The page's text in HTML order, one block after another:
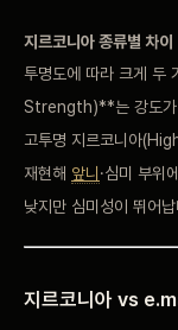
지르코니아 종류별 차이
투명도에 따라 크게 두
Strength)**는 강도
고투명 지르코니아
재현해 앞니 ·심미 부위에
낮지만 심미성이 뛰어
지르코니아 vs